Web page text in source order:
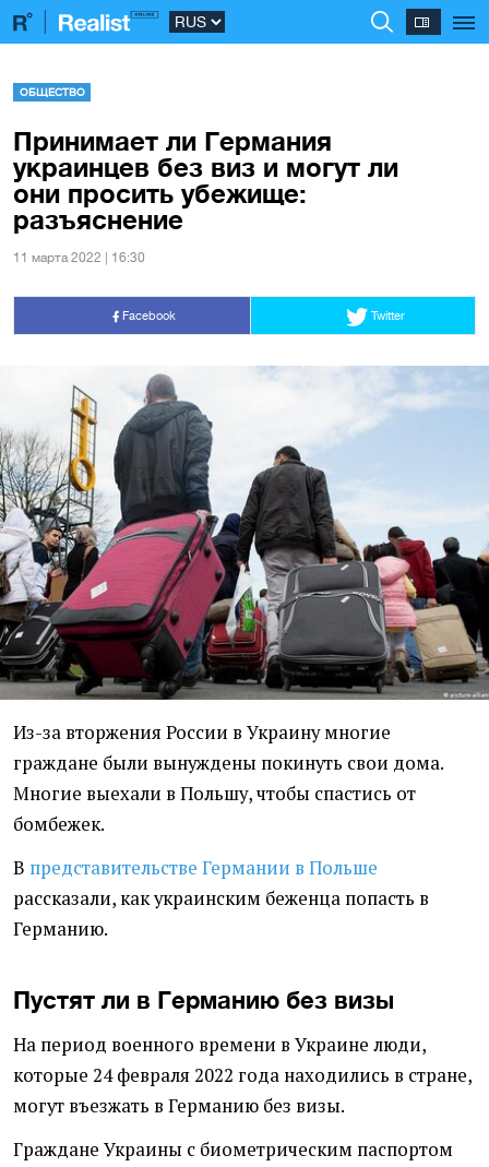
ОБЩЕСТВО
Принимает ли Германия
украинцев без виз и могут ли
они просить убежище:
разъяснение
11 марта 2022 | 16:30
Facebook Twitter
Из-за вторжения России в Украину многие
граждане были вынуждены покинуть свои дома.
Многие выехали в Польшу, чтобы спастись от
бомбежек.
В представительстве Германии в Польше
рассказали, как украинским беженца попасть в
Германию.
Пустят ли в Германию без визы
На период военного времени в Украине люди,
которые 24 февраля 2022 года находились в стране,
могут въезжать в Германию без визы.
Граждане Украины с биометрическим паспортом